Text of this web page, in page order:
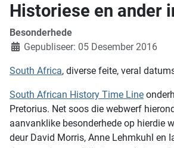
Historiese en ander
Besonderhede
Gepubliseer: 05 Desember 2016
South Africa, diverse feite, veral
South African History Time Line
Pretorius. Net soos die webwerf
aanvanklike besonderhede op hierdie
deur David Morris, Anne Lehmkuhl en